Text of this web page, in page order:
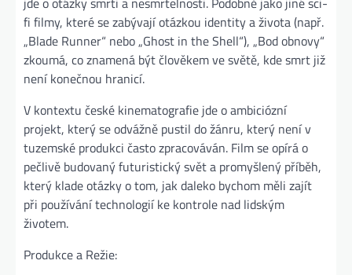
fi filmy, které se zabývají otázkou identity a života (např.
„Blade Runner“ nebo „Ghost in the Shell“), „Bod obnovy“
zkoumá, co znamená být člověkem ve světě, kde smrt již
není konečnou hranicí.
V kontextu české kinematografie jde o ambiciózní
projekt, který se odvážně pustil do žánru, který není v
tuzemské produkci často zpracováván. Film se opírá o
pečlivě budovaný futuristický svět a promyšlený příběh,
který klade otázky o tom, jak daleko bychom měli zajít
při používání technologií ke kontrole nad lidským
životem.
Produkce a Režie: